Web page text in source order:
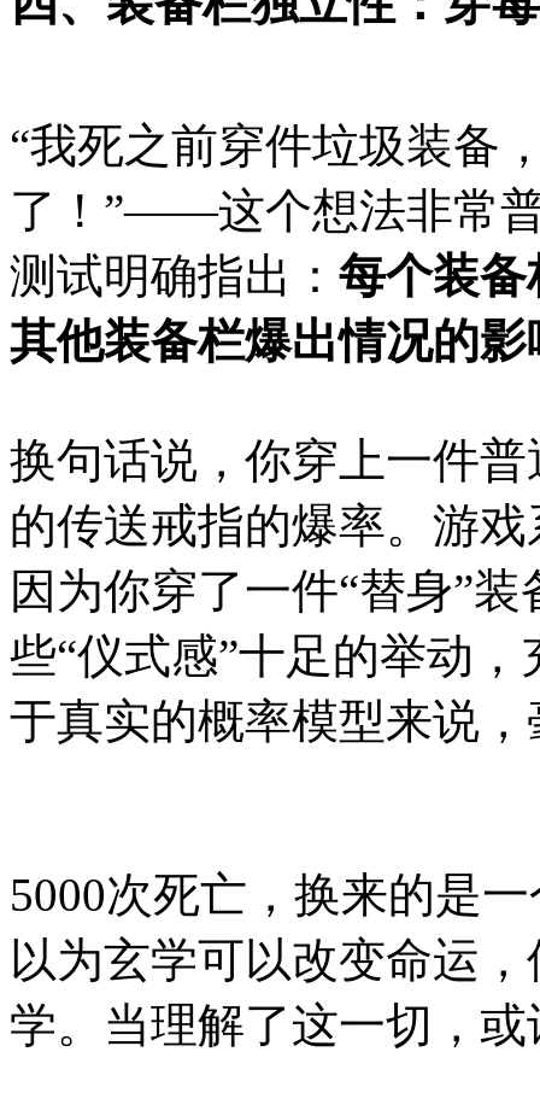
“我死之前穿件垃圾装备
了！”——这个想法非常
测试明确指出： 每个装
其他装备栏爆出情况的影
换句话说，你穿上一件
的传送戒指的爆率。游
因为你穿了一件“替身”
些“仪式感”十足的举动
于真实的概率模型来说
5000次死亡，换来的是
以为玄学可以改变命运
学。当理解了这一切，